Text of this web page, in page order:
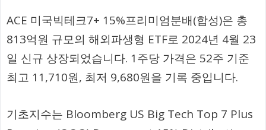
ACE 미국빅테크7+ 15%프리미엄분배(합성)은 총
813억원 규모의 해외파생형 ETF로 2024년 4월 23
일 신규 상장되었습니다. 1주당 가격은 52주 기준
최고 11,710원, 최저 9,680원을 기록 중입니다.
기초지수는 Bloomberg US Big Tech Top 7 Plus